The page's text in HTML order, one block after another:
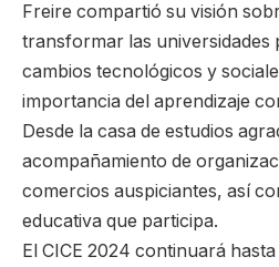
Freire compartió su visión
transformar las universidades
cambios tecnológicos y
importancia del aprendizaje
Desde la casa de estudios
acompañamiento de
comercios auspiciantes, así
educativa que participa.
El CICE 2024 continuará